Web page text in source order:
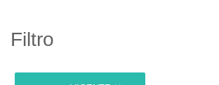
Filtro